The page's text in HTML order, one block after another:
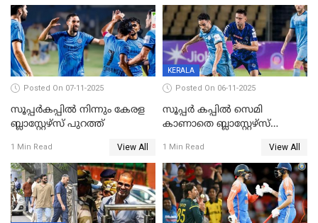
അഭിഷേക് ശർമ
ക്രിക്കറ്റ് ടൂർണമെന്റിൽ ജയം
Posted On 07-11-2025
സൂപ്പര്‍കപ്പില്‍ നിന്നും കേരള
ബ്ലാസ്റ്റേഴ്‌സ് പുറത്ത്
1 Min Read View All
KERALA
Posted On 06-11-2025
സൂപ്പർ കപ്പിൽ സെമി
കാണാതെ ബ്ലാസ്റ്റേഴ്സ്
1 Min Read View All